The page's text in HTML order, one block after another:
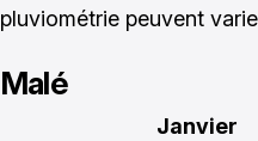
pluviométrie peuvent
Malé
Janvier